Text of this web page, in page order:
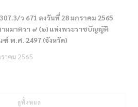
ว 671 ลงวันที่ 28 มกราคม 2565
ามมาตรา ๙ (๒) แห่งพระราชบัญญัติ
พ.ศ. 2497 (จังหวัด)
าคม 2565
ดูทั้งหมด